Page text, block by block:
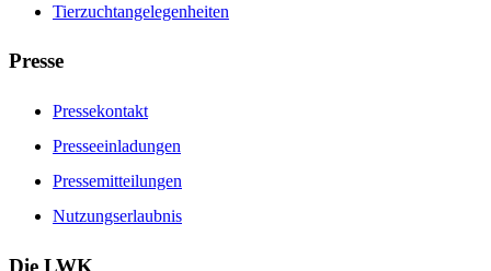
Tierzuchtangelegenheiten
Presse
Pressekontakt
Presseeinladungen
Pressemitteilungen
Nutzungserlaubnis
Die LWK